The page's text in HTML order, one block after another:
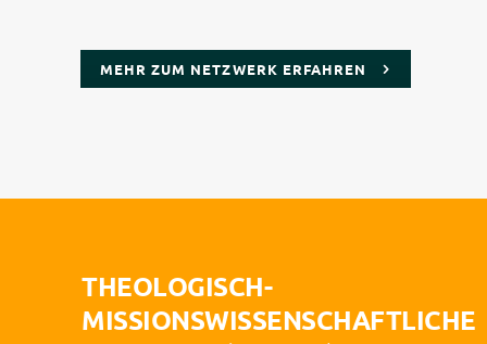
MEHR ZUM NETZWERK ERFAHREN
THEOLOGISCH-
MISSIONSWISSENSCHAFTLICHE